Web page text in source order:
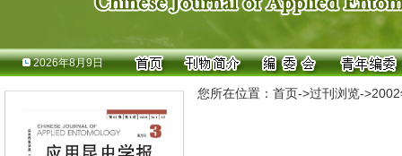
2026年8月9日
您所在位置： 首页->过刊浏览->